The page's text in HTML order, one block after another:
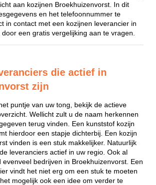
aan kozijnen Broekhuizenvorst. In dit
en het telefoonnummer te
in contact met een kozijnen leverancier in
een gratis vergelijking aan te vragen.
die actief in
zijn
puntje van uw tong, bekijk de actieve
Wellicht zult u de naam herkennen
terug vinden. Een kunststof kozijn
hierdoor een stapje dichterbij. Een kozijn
vinden is een stuk makkelijker. Natuurlijk
leveranciers actief in uw regio. Ook al
evenveel bedrijven in Broekhuizenvorst. Een
vindt het niet erg om een stuk te moeten
mogelijk ook een idee om verder te